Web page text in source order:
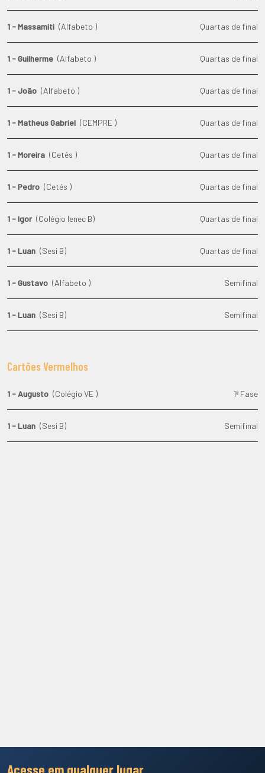
1 - Massamiti (Alfabeto ) Quartas de final
1 - Guilherme (Alfabeto ) Quartas de final
1 - João (Alfabeto ) Quartas de final
1 - Matheus Gabriel (CEMPRE ) Quartas de final
1 - Moreira (Cetés ) Quartas de final
1 - Pedro (Cetés ) Quartas de final
1 - Igor (Colégio Ienec B) Quartas de final
1 - Luan (Sesi B) Quartas de final
1 - Gustavo (Alfabeto ) Semifinal
1 - Luan (Sesi B) Semifinal
Cartões Vermelhos
1 - Augusto (Colégio VE ) 1ª Fase
1 - Luan (Sesi B) Semifinal
Acesse em qualquer lugar